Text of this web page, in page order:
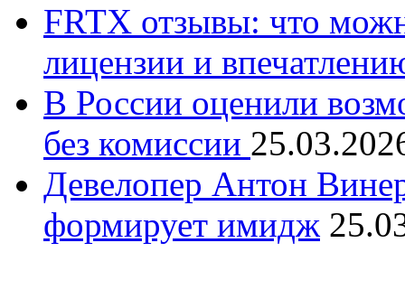
FRTX отзывы: что
лицензии и
В России оценили
без комиссии
Девелопер Антон
формирует имидж